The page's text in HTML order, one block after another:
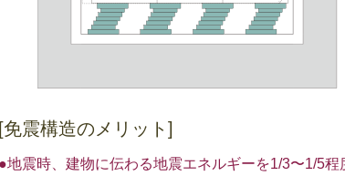
[免震構造のメリット]
地震時、建物に伝わる地震エネルギーを1/3〜1/5程